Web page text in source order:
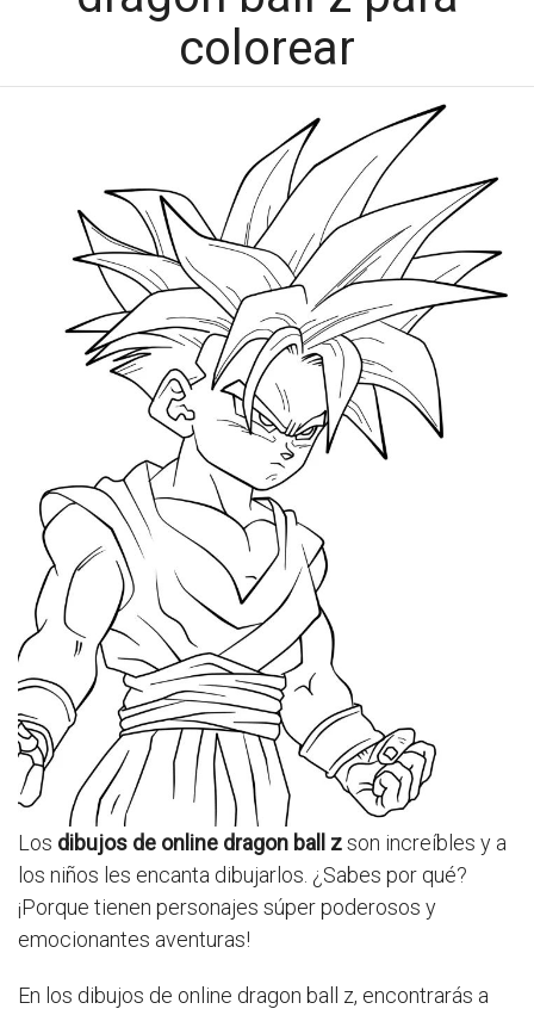
colorear
Los dibujos de online dragon ball zson increíbles y a
los niños les encanta dibujarlos. ¿Sabes por qué?
¡Porque tienen personajes súper poderosos y
emocionantes aventuras!
En los dibujos de online dragon ball z, encontrarás a